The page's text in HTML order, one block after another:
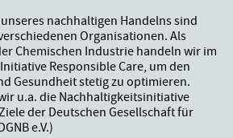
nachhaltigen Handelns sind
Organisationen. Als
Chemischen Industrie handeln wir im
Responsible Care, um den
Gesundheit stetig zu optimieren.
u.a. die Nachhaltigkeitsinitiative
der Deutschen Gesellschaft für
e.V.)